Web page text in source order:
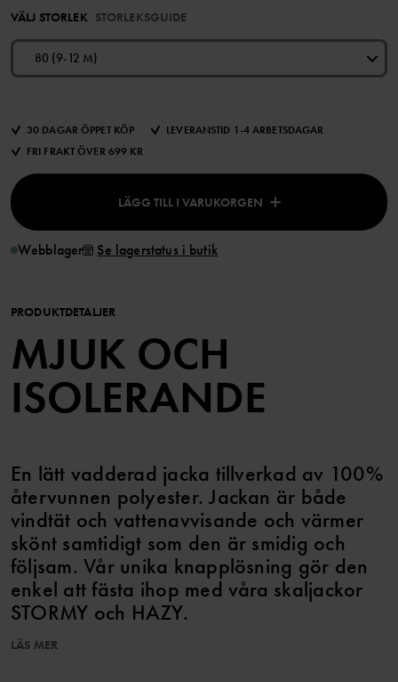
VÄLJ STORLEK STORLEKSGUIDE
80 (9-12 M)
30 DAGAR ÖPPET KÖP
LEVERANSTID 1-4 ARBETSDAGAR
FRI FRAKT ÖVER 699 KR
LÄGG TILL I VARUKORGEN
Webblager Se lagerstatus i butik
PRODUKTDETALJER
MJUK OCH
ISOLERANDE
En lätt vadderad jacka tillverkad av 100%
återvunnen polyester. Jackan är både
vindtät och vattenavvisande och värmer
skönt samtidigt som den är smidig och
följsam. Vår unika knapplösning gör den
enkel att fästa ihop med våra skaljackor
STORMY och HAZY.
LÄS MER